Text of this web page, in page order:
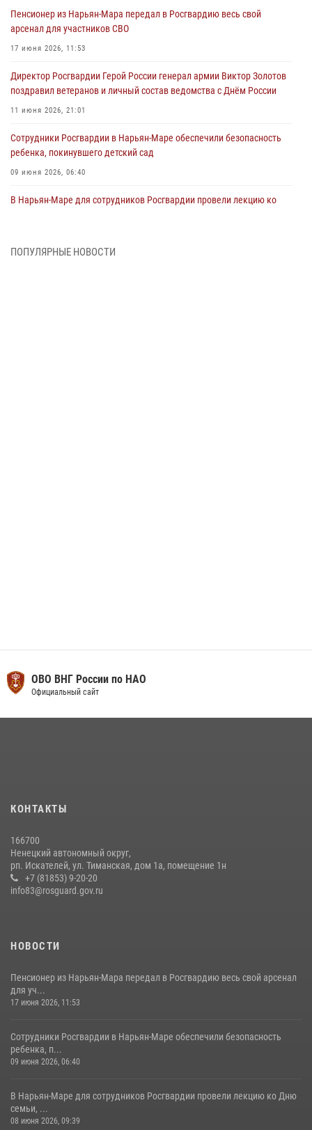
Пенсионер из Нарьян-Мара передал в Росгвардию весь свой
арсенал для участников СВО
17 июня 2026, 11:53
Директор Росгвардии Герой России генерал армии Виктор Золотов
поздравил ветеранов и личный состав ведомства с Днём России
11 июня 2026, 21:01
Сотрудники Росгвардии в Нарьян-Маре обеспечили безопасность
ребенка, покинувшего детский сад
09 июня 2026, 06:40
В Нарьян-Маре для сотрудников Росгвардии провели лекцию ко
ПОПУЛЯРНЫЕ НОВОСТИ
ОВО ВНГ России по НАО
Официальный сайт
КОНТАКТЫ
166700
Ненецкий автономный округ,
рп. Искателей, ул. Тиманская, дом 1а, помещение 1н
+7 (81853) 9-20-20
info83@rosguard.gov.ru
НОВОСТИ
Пенсионер из Нарьян-Мара передал в Росгвардию весь свой арсенал
для уч...
17 июня 2026, 11:53
Сотрудники Росгвардии в Нарьян-Маре обеспечили безопасность
ребенка, п...
09 июня 2026, 06:40
В Нарьян-Маре для сотрудников Росгвардии провели лекцию ко Дню
семьи, ...
08 июня 2026, 09:39